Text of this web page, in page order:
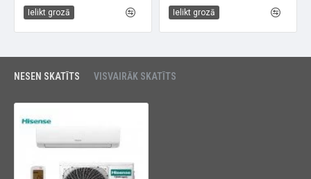
Ielikt grozā Ielikt grozā
NESEN SKATĪTS VISVAIRĀK SKATĪTS